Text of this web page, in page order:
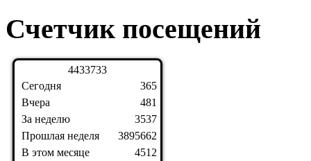
Счетчик посещений
4433733
Сегодня
Вчера
За неделю
Прошлая неделя
В этом месяце
365
481
3537
3895662
4512